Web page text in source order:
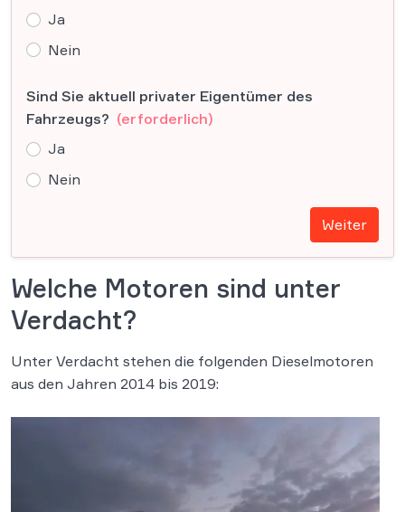
Ja
Nein
Sind Sie aktuell privater Eigentümer des
Fahrzeugs? (erforderlich)
Ja
Nein
Weiter
Welche Motoren sind unter
Verdacht?
Unter Verdacht stehen die folgenden Dieselmotoren
aus den Jahren 2014 bis 2019: